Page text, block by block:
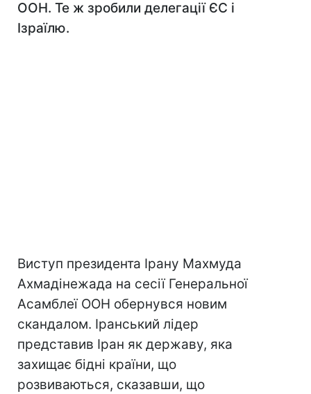
ООН. Те ж зробили делегації ЄС і
Ізраїлю.
Виступ президента Ірану Махмуда
Ахмадінежада на сесії Генеральної
Асамблеї ООН обернувся новим
скандалом. Іранський лідер
представив Іран як державу, яка
захищає бідні країни, що
розвиваються, сказавши, що